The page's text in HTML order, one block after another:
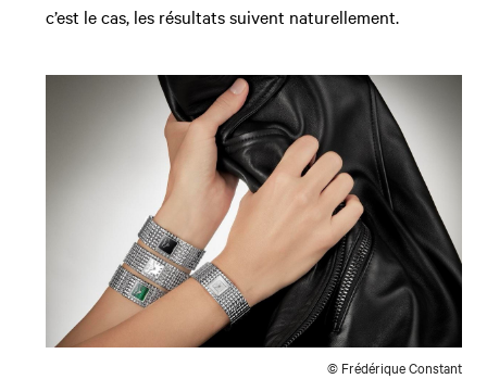
c’est le cas, les résultats suivent naturellement.
© Frédérique Constant